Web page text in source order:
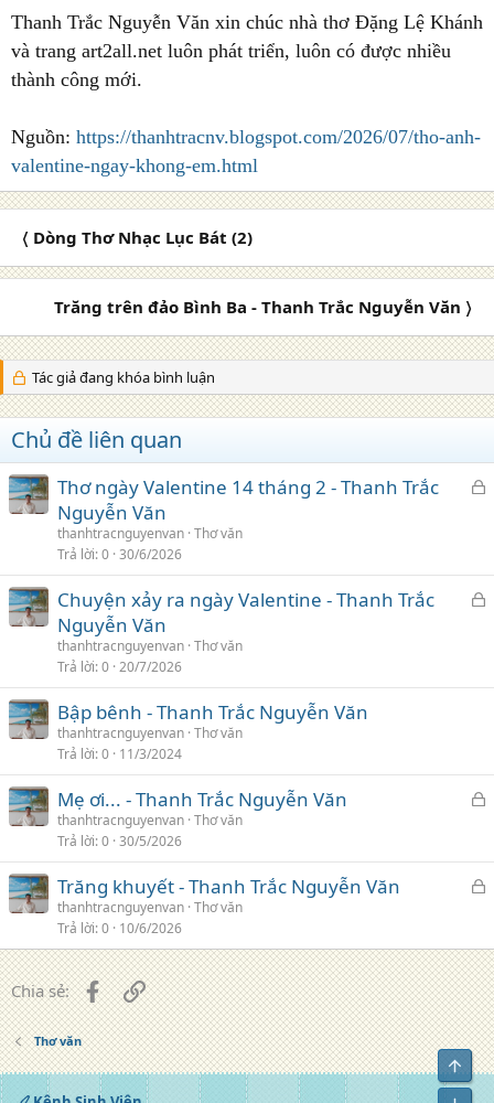
Thanh Trắc Nguyễn Văn xin chúc nhà thơ Đặng Lệ Khánh
và trang art2all.net luôn phát triển, luôn có được nhiều
thành công mới.
Nguồn: https://thanhtracnv.blogspot.com/2026/07/tho-anh-
valentine-ngay-khong-em.html
〈 Dòng Thơ Nhạc Lục Bát (2)
Trăng trên đảo Bình Ba - Thanh Trắc Nguyễn Văn 〉
Tác giả đang khóa bình luận
Chủ đề liên quan
K
Thơ ngày Valentine 14 tháng 2 - Thanh Trắc
Nguyễn Văn
thanhtracnguyenvan Thơ văn
Trả lời 0 30/6/2026
K
Chuyện xảy ra ngày Valentine - Thanh Trắc
Nguyễn Văn
thanhtracnguyenvan Thơ văn
Trả lời 0 20/7/2026
Bập bênh - Thanh Trắc Nguyễn Văn
thanhtracnguyenvan Thơ văn
Trả lời 0 11/3/2024
K
a
Mẹ ơi... - Thanh Trắc Nguyễn Văn
thanhtracnguyenvan Thơ văn
Trả lời 0 30/5/2026
K
a
Trăng khuyết - Thanh Trắc Nguyễn Văn
thanhtracnguyenvan Thơ văn
Trả lời 0 10/6/2026
Chia sẻ: FacebookLiên kết
Thơ văn
Top